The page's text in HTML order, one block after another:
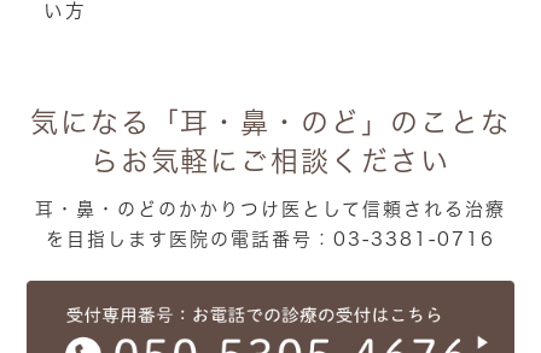
い方
気になる「耳・鼻・のど」のことな
ら お気軽にご相談ください
耳・鼻・のどのかかりつけ医として信頼される治療
を目指します 医院の電話番号：03-3381-0716